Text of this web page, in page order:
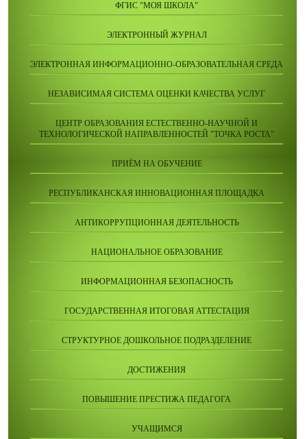
ФГИС "МОЯ ШКОЛА"
ЭЛЕКТРОННЫЙ ЖУРНАЛ
ЭЛЕКТРОННАЯ ИНФОРМАЦИОННО-ОБРАЗОВАТЕЛЬНАЯ СРЕДА
НЕЗАВИСИМАЯ СИСТЕМА ОЦЕНКИ КАЧЕСТВА УСЛУГ
ЦЕНТР ОБРАЗОВАНИЯ ЕСТЕСТВЕННО-НАУЧНОЙ И
ТЕХНОЛОГИЧЕСКОЙ НАПРАВЛЕННОСТЕЙ "ТОЧКА РОСТА"
ПРИЁМ НА ОБУЧЕНИЕ
РЕСПУБЛИКАНСКАЯ ИННОВАЦИОННАЯ ПЛОЩАДКА
АНТИКОРРУПЦИОННАЯ ДЕЯТЕЛЬНОСТЬ
НАЦИОНАЛЬНОЕ ОБРАЗОВАНИЕ
ИНФОРМАЦИОННАЯ БЕЗОПАСНОСТЬ
ГОСУДАРСТВЕННАЯ ИТОГОВАЯ АТТЕСТАЦИЯ
СТРУКТУРНОЕ ДОШКОЛЬНОЕ ПОДРАЗДЕЛЕНИЕ
ДОСТИЖЕНИЯ
ПОВЫШЕНИЕ ПРЕСТИЖА ПЕДАГОГА
УЧАЩИМСЯ